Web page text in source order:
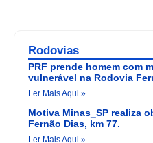
Rodovias
PRF prende homem com
vulnerável na Rodovia
Ler Mais Aqui »
Motiva Minas_SP realiza
Fernão Dias, km 77.
Ler Mais Aqui »